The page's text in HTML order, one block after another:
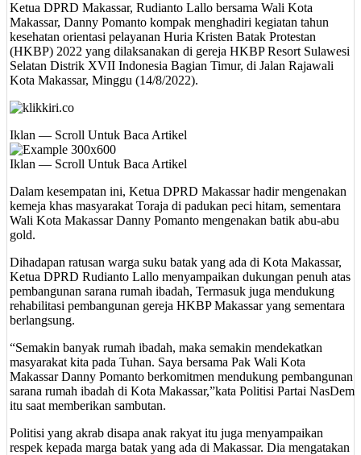
Ketua DPRD Makassar, Rudianto Lallo bersama Wali Kota
Makassar, Danny Pomanto kompak menghadiri kegiatan tahun
kesehatan orientasi pelayanan Huria Kristen Batak Protestan
(HKBP) 2022 yang dilaksanakan di gereja HKBP Resort Sulawesi
Selatan Distrik XVII Indonesia Bagian Timur, di Jalan Rajawali
Kota Makassar, Minggu (14/8/2022).
Iklan — Scroll Untuk Baca Artikel
Iklan — Scroll Untuk Baca Artikel
Dalam kesempatan ini, Ketua DPRD Makassar hadir mengenakan
kemeja khas masyarakat Toraja di padukan peci hitam, sementara
Wali Kota Makassar Danny Pomanto mengenakan batik abu-abu
gold.
Dihadapan ratusan warga suku batak yang ada di Kota Makassar,
Ketua DPRD Rudianto Lallo menyampaikan dukungan penuh atas
pembangunan sarana rumah ibadah, Termasuk juga mendukung
rehabilitasi pembangunan gereja HKBP Makassar yang sementara
berlangsung.
“Semakin banyak rumah ibadah, maka semakin mendekatkan
masyarakat kita pada Tuhan. Saya bersama Pak Wali Kota
Makassar Danny Pomanto berkomitmen mendukung pembangunan
sarana rumah ibadah di Kota Makassar,”kata Politisi Partai NasDem
itu saat memberikan sambutan.
Politisi yang akrab disapa anak rakyat itu juga menyampaikan
respek kepada marga batak yang ada di Makassar. Dia mengatakan